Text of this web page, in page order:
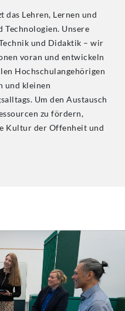
das Lehren, Lernen und
Unsere
und Didaktik – wir
voran und entwickeln
Hochschulangehörigen
und kleinen
Um den Austausch
zu fördern,
Kultur der Offenheit und